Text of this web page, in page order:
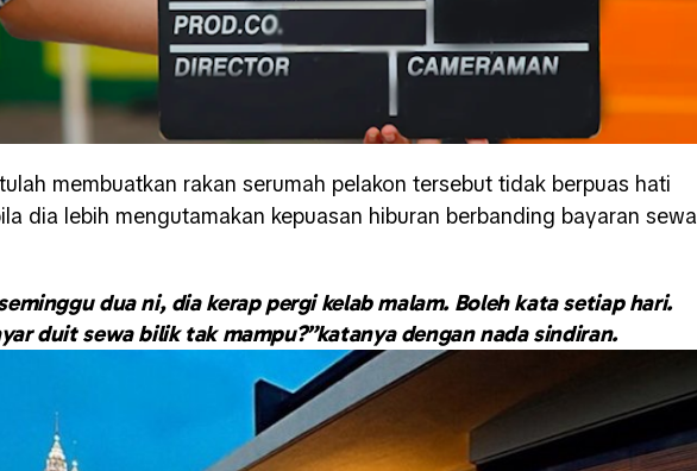
membuatkan rakan serumah pelakon tersebut tidak berpuas hati
dia lebih mengutamakan kepuasan hiburan berbanding bayaran sewa
dua ni, dia kerap pergi kelab malam. Boleh kata setiap hari.
duit sewa bilik tak mampu?”katanya dengan nada sindiran.